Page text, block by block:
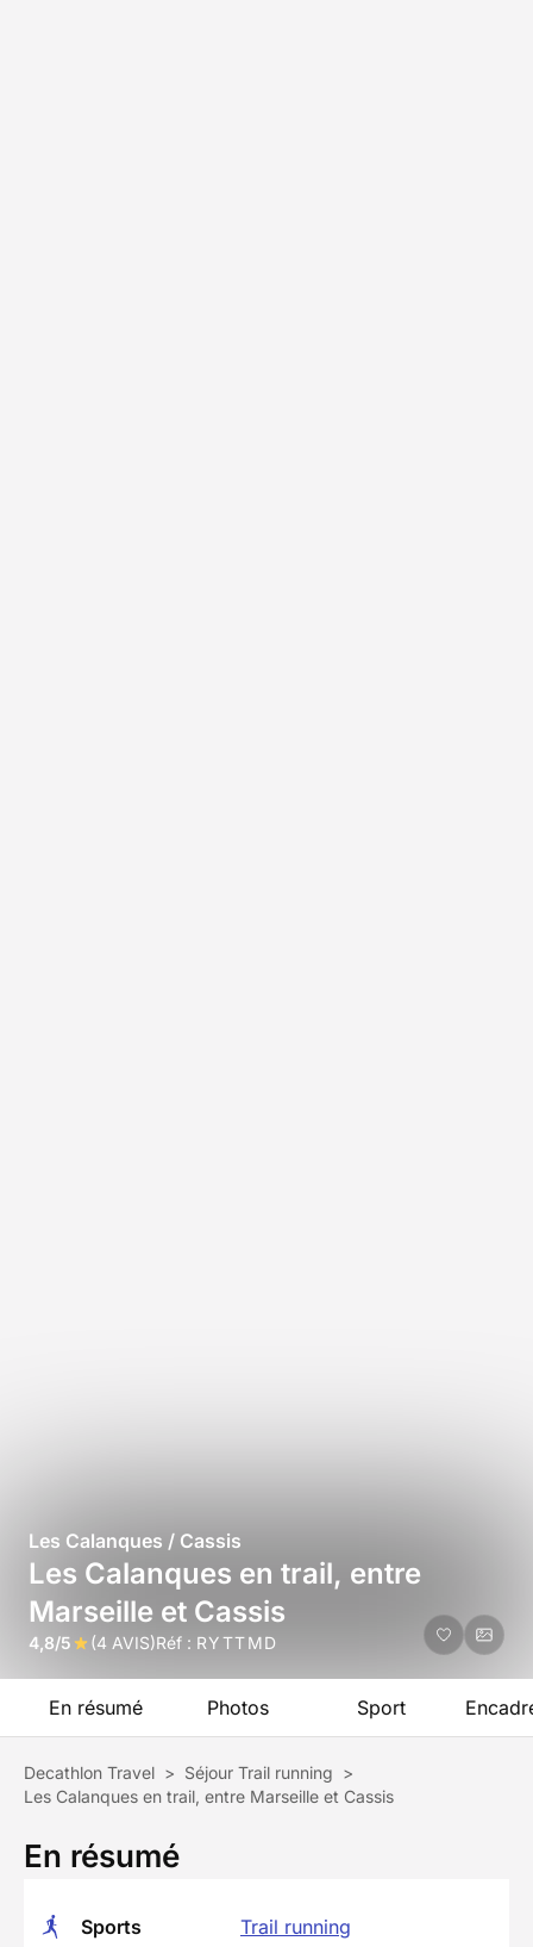
Les Calanques / Cassis
Les Calanques en trail, entre
Marseille et Cassis
4,8/5 (4 AVIS)Réf : RYTTMD
En résumé Photos Sport
Decathlon Travel > Séjour Trail running >
Les Calanques en trail, entre Marseille et Cassis
En résumé
Sports Trail running